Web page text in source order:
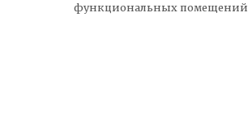
функциональных помещений